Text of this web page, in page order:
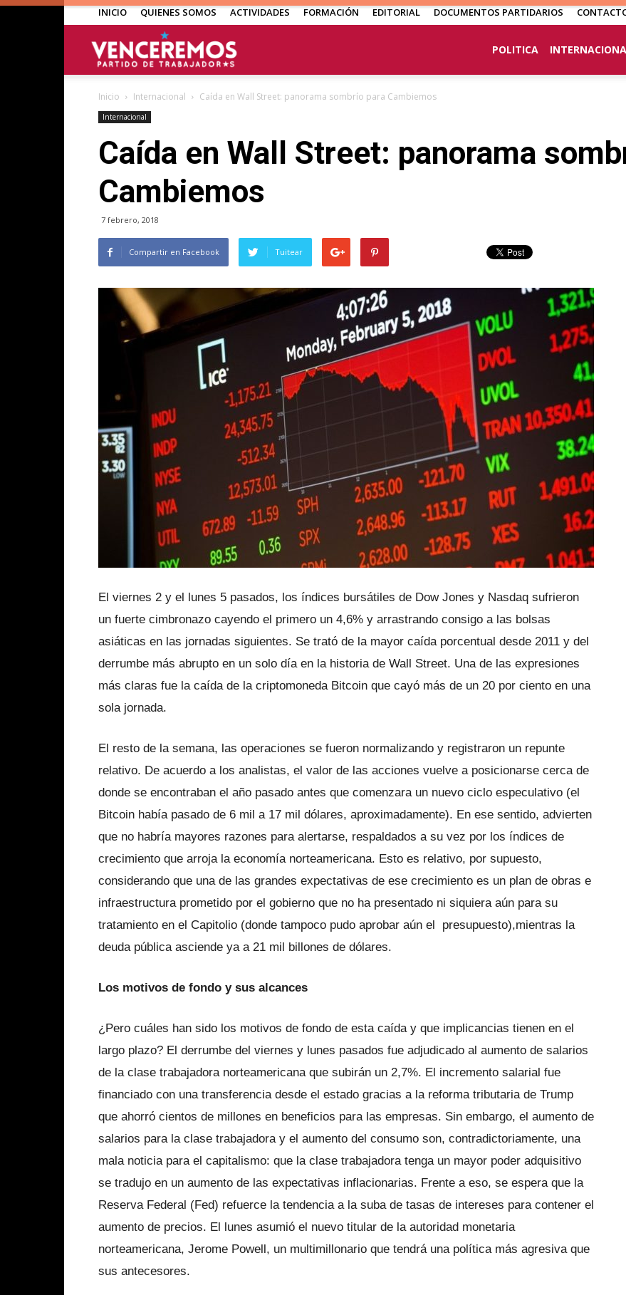
INICIO QUIENES SOMOS ACTIVIDADES FORMACIÓN EDITORIAL DOCUMENTOS PARTIDARIOS
POLITICA
Inicio Internacional Caída en Wall Street: panorama sombrío para Cambiemos
Internacional
Caída en Wall Street: panorama
Cambiemos
7 febrero, 2018
Compartir en Facebook Tuitear
El viernes 2 y el lunes 5 pasados, los índices bursátiles de Dow Jones y Nasdaq sufrieron
un fuerte cimbronazo cayendo el primero un 4,6% y arrastrando consigo a las bolsas
asiáticas en las jornadas siguientes. Se trató de la mayor caída porcentual desde 2011 y del
derrumbe más abrupto en un solo día en la historia de Wall Street. Una de las expresiones
más claras fue la caída de la criptomoneda Bitcoin que cayó más de un 20 por ciento en una
sola jornada.
El resto de la semana, las operaciones se fueron normalizando y registraron un repunte
relativo. De acuerdo a los analistas, el valor de las acciones vuelve a posicionarse cerca de
donde se encontraban el año pasado antes que comenzara un nuevo ciclo especulativo (el
Bitcoin había pasado de 6 mil a 17 mil dólares, aproximadamente). En ese sentido, advierten
que no habría mayores razones para alertarse, respaldados a su vez por los índices de
crecimiento que arroja la economía norteamericana. Esto es relativo, por supuesto,
considerando que una de las grandes expectativas de ese crecimiento es un plan de obras e
infraestructura prometido por el gobierno que no ha presentado ni siquiera aún para su
tratamiento en el Capitolio (donde tampoco pudo aprobar aún el presupuesto),mientras la
deuda pública asciende ya a 21 mil billones de dólares.
Los motivos de fondo y sus alcances
¿Pero cuáles han sido los motivos de fondo de esta caída y que implicancias tienen en el
largo plazo? El derrumbe del viernes y lunes pasados fue adjudicado al aumento de salarios
de la clase trabajadora norteamericana que subirán un 2,7%. El incremento salarial fue
financiado con una transferencia desde el estado gracias a la reforma tributaria de Trump
que ahorró cientos de millones en beneficios para las empresas. Sin embargo, el aumento de
salarios para la clase trabajadora y el aumento del consumo son, contradictoriamente, una
mala noticia para el capitalismo: que la clase trabajadora tenga un mayor poder adquisitivo
se tradujo en un aumento de las expectativas inflacionarias. Frente a eso, se espera que la
Reserva Federal (Fed) refuerce la tendencia a la suba de tasas de intereses para contener el
aumento de precios. El lunes asumió el nuevo titular de la autoridad monetaria
norteamericana, Jerome Powell, un multimillonario que tendrá una política más agresiva que
sus antecesores.